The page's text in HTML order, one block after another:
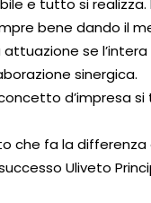
e tutto si
bene dando il
se l’intera
sinergica.
d’impresa
che fa la differenza
Uliveto